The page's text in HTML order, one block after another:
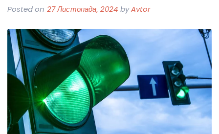
Posted on 27 Листопада, 2024 byAvtor